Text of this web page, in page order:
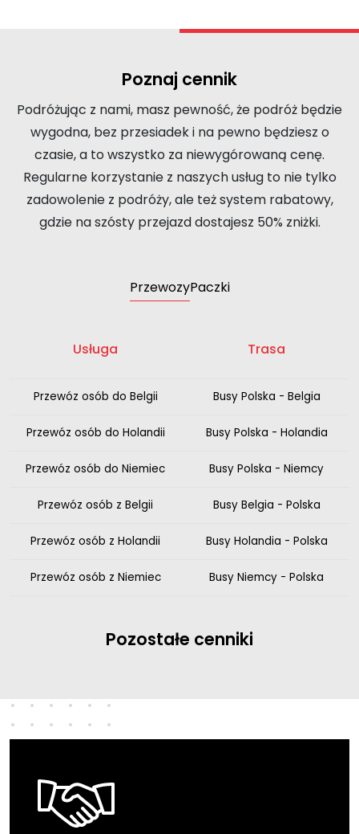
Poznaj cennik
Podróżując z nami, masz pewność, że podróż będzie
wygodna, bez przesiadek i na pewno będziesz o
czasie, a to wszystko za niewygórowaną cenę.
Regularne korzystanie z naszych usług to nie tylko
zadowolenie z podróży, ale też system rabatowy,
gdzie na szósty przejazd dostajesz 50% zniżki.
PrzewozyPaczki
Usługa Trasa
Przewóz osób do Belgii Busy Polska - Belgia
Przewóz osób do Holandii Busy Polska - Holandia
Przewóz osób do Niemiec Busy Polska - Niemcy
Przewóz osób z Belgii Busy Belgia - Polska
Przewóz osób z Holandii Busy Holandia - Polska
Przewóz osób z Niemiec Busy Niemcy - Polska
Pozostałe cenniki